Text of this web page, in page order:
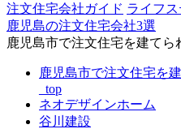
注文住宅会社ガイド ライフス
鹿児島の注文住宅会社3選
鹿児島市で注文住宅を建て
鹿児島市で注文住宅を
_top
ネオデザインホーム
谷川建設